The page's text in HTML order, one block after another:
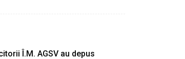
Î.M. AGSV au depus